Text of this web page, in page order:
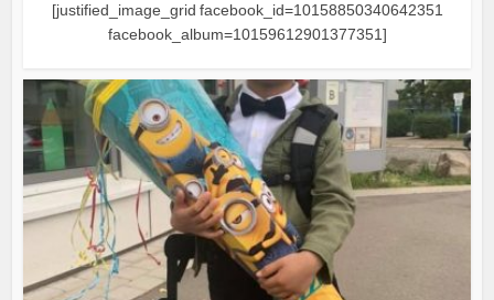
[justified_image_grid facebook_id=10158850340642351
facebook_album=10159612901377351]